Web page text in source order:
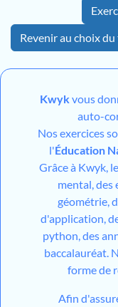
Revenir au choix
Kwykvous
auto-
Nos exercices
l'Éducation
Grâce à Kwyk,
mental, des
géométrie,
d'application,
python, des
baccalauréat.
forme de
Afin